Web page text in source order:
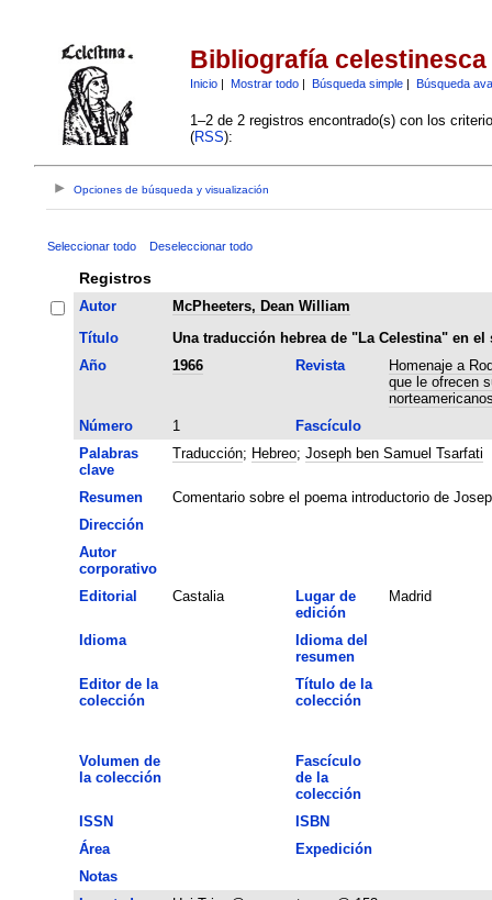
Bibliografía celestinesca
Inicio| Mostrar todo| Búsqueda simple| Búsqueda
1–2 de 2 registros encontrado(s) con los
(RSS):
Opciones de búsqueda y visualización
Seleccionar todo Deseleccionar todo
Registros
Autor
McPheeters, Dean William
Título
Una traducción hebrea de "La Celestina" en el
Año
1966 Revista
Homenaje a
que le ofrecen
Número
1
Fascículo
Palabras
clave
Traducción; Hebreo; Joseph ben Samuel Tsarfati
Resumen
Comentario sobre el poema introductorio de
Dirección
Autor
corporativo
Editorial
Castalia
Lugar de
edición
Madrid
Idioma
Idioma del
resumen
Editor de la
colección
Título de la
colección
Volumen de
la colección
Fascículo
de la
colección
ISSN
ISBN
Área
Expedición
Notas